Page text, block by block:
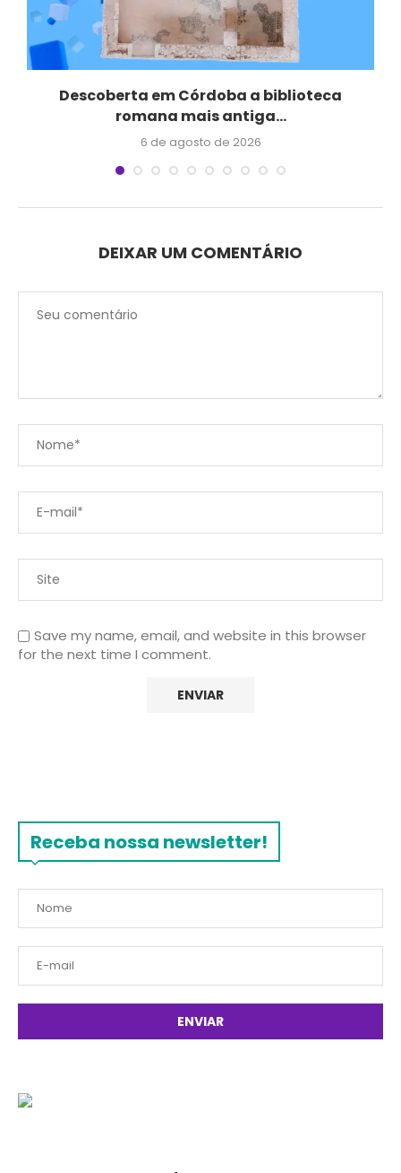
Descoberta em Córdoba a biblioteca
romana mais antiga...
6 de agosto de 2026
DEIXAR UM COMENTÁRIO
Save my name, email, and website in this browser
for the next time I comment.
Receba nossa newsletter!